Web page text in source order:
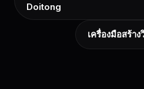
Doitong
เครื่องมือสร้า